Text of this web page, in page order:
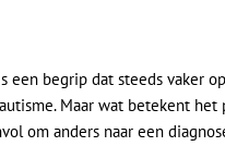
een begrip dat steeds vaker
Maar wat betekent het
om anders naar een